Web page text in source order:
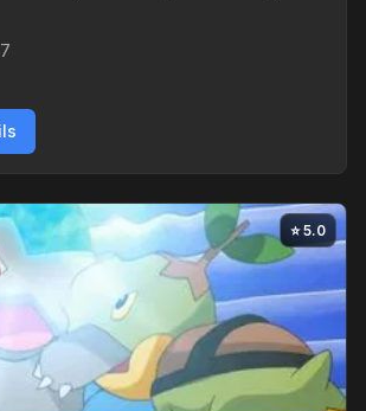
⭐ 5.0